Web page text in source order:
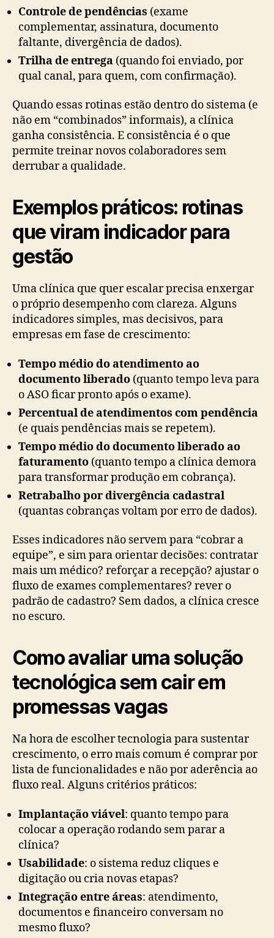
Controle de pendências (exame
complementar, assinatura, documento
faltante, divergência de dados).
Trilha de entrega (quando foi enviado, por
qual canal, para quem, com confirmação).
Quando essas rotinas estão dentro do sistema (e
não em “combinados” informais), a clínica
ganha consistência. E consistência é o que
permite treinar novos colaboradores sem
derrubar a qualidade.
Exemplos práticos: rotinas
que viram indicador para
gestão
Uma clínica que quer escalar precisa enxergar
o próprio desempenho com clareza. Alguns
indicadores simples, mas decisivos, para
empresas em fase de crescimento:
Tempo médio do atendimento ao
documento liberado (quanto tempo leva para
o ASO ficar pronto após o exame).
Percentual de atendimentos com pendência
(e quais pendências mais se repetem).
Tempo médio do documento liberado ao
faturamento (quanto tempo a clínica demora
para transformar produção em cobrança).
Retrabalho por divergência cadastral
(quantas cobranças voltam por erro de dados).
Esses indicadores não servem para “cobrar a
equipe”, e sim para orientar decisões: contratar
mais um médico? reforçar a recepção? ajustar o
fluxo de exames complementares? rever o
padrão de cadastro? Sem dados, a clínica cresce
no escuro.
Como avaliar uma solução
tecnológica sem cair em
promessas vagas
Na hora de escolher tecnologia para sustentar
crescimento, o erro mais comum é comprar por
lista de funcionalidades e não por aderência ao
fluxo real. Alguns critérios práticos:
Implantação viável: quanto tempo para
colocar a operação rodando sem parar a
clínica?
Usabilidade: o sistema reduz cliques e
digitação ou cria novas etapas?
Integração entre áreas: atendimento,
documentos e financeiro conversam no
mesmo fluxo?